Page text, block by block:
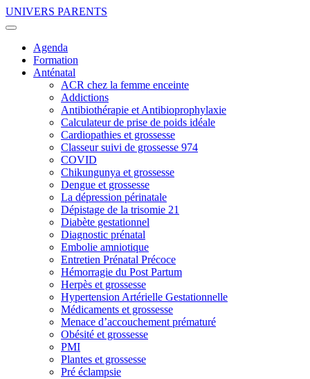
UNIVERS PARENTS
Agenda
Formation
Anténatal
ACR chez la femme enceinte
Addictions
Antibiothérapie et Antibioprophylaxie
Calculateur de prise de poids idéale
Cardiopathies et grossesse
Classeur suivi de grossesse 974
COVID
Chikungunya et grossesse
Dengue et grossesse
La dépression périnatale
Dépistage de la trisomie 21
Diabète gestationnel
Diagnostic prénatal
Embolie amniotique
Entretien Prénatal Précoce
Hémorragie du Post Partum
Herpès et grossesse
Hypertension Artérielle Gestationnelle
Médicaments et grossesse
Menace d’accouchement prématuré
Obésité et grossesse
PMI
Plantes et grossesse
Pré éclampsie